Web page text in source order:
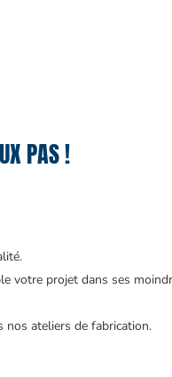
PAS !
votre projet dans ses
nos ateliers de fabrication.